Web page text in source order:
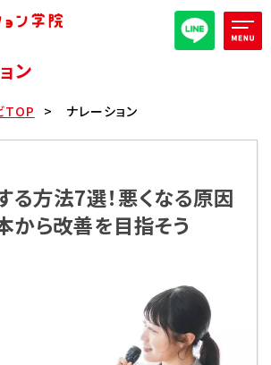
せ
高等部
ン
TOP ナレーション
る方法7選！悪くなる原因
から改善を目指そう